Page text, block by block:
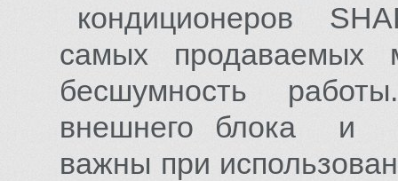
кондиционеров
самых
бесшумность
внешнего блока и
важны при